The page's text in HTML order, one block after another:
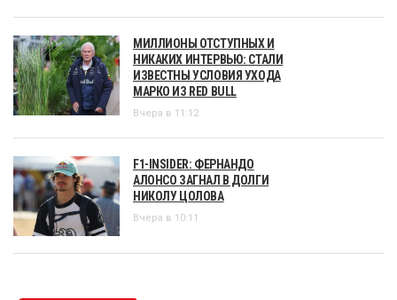
МИЛЛИОНЫ ОТСТУПНЫХ И
НИКАКИХ ИНТЕРВЬЮ: СТАЛИ
ИЗВЕСТНЫ УСЛОВИЯ УХОДА
МАРКО ИЗ RED BULL
Вчера в 11:12
F1-INSIDER: ФЕРНАНДО
АЛОНСО ЗАГНАЛ В ДОЛГИ
НИКОЛУ ЦОЛОВА
Вчера в 10:11